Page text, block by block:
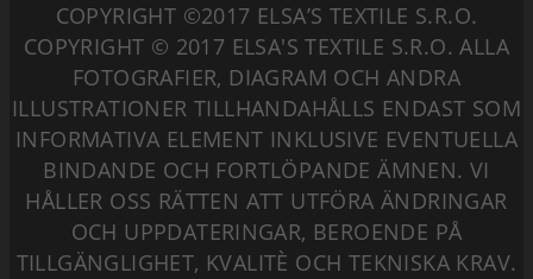
COPYRIGHT ©2017 ELSA’S TEXTILE S.R.O.
COPYRIGHT © 2017 ELSA'S TEXTILE S.R.O. ALLA
FOTOGRAFIER, DIAGRAM OCH ANDRA
ILLUSTRATIONER TILLHANDAHÅLLS ENDAST SOM
INFORMATIVA ELEMENT INKLUSIVE EVENTUELLA
BINDANDE OCH FORTLÖPANDE ÄMNEN. VI
HÅLLER OSS RÄTTEN ATT UTFÖRA ÄNDRINGAR
OCH UPPDATERINGAR, BEROENDE PÅ
TILLGÄNGLIGHET, KVALITÈ OCH TEKNISKA KRAV.